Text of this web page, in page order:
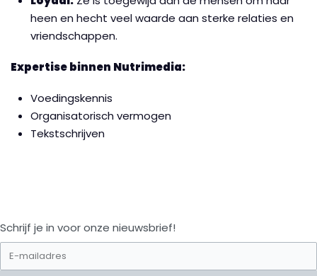
heen en hecht veel waarde aan sterke relaties en
vriendschappen.
Expertise binnen Nutrimedia:
Voedingskennis
Organisatorisch vermogen
Tekstschrijven
Schrijf je in voor onze nieuwsbrief!